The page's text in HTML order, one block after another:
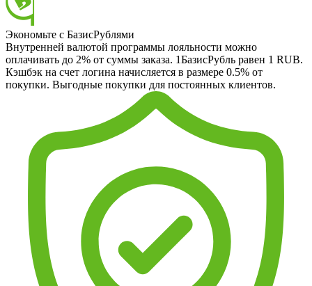
Экономьте с БазисРублями
Внутренней валютой программы лояльности можно
оплачивать до 2% от суммы заказа. 1БазисРубль равен 1 RUB.
Кэшбэк на счет логина начисляется в размере 0.5% от
покупки. Выгодные покупки для постоянных клиентов.